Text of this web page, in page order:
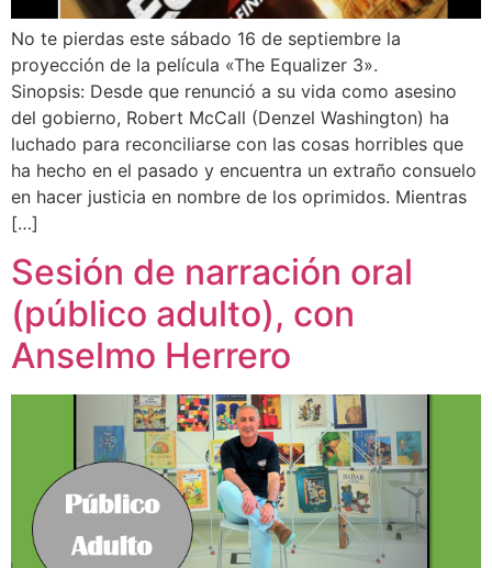
No te pierdas este sábado 16 de septiembre la
proyección de la película «The Equalizer 3».
Sinopsis: Desde que renunció a su vida como asesino
del gobierno, Robert McCall (Denzel Washington) ha
luchado para reconciliarse con las cosas horribles que
ha hecho en el pasado y encuentra un extraño consuelo
en hacer justicia en nombre de los oprimidos. Mientras
[…]
Sesión de narración oral
(público adulto), con
Anselmo Herrero